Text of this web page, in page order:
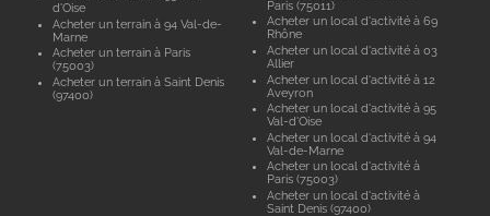
d'Oise
Acheter un terrain à 94 Val-de-
Marne
Acheter un terrain à Paris
(75003)
Acheter un terrain à Saint Denis
(97400)
Paris (75011)
Acheter un local d'activité à 69
Rhône
Acheter un local d'activité à 03
Allier
Acheter un local d'activité à 12
Aveyron
Acheter un local d'activité à 95
Val-d'Oise
Acheter un local d'activité à 94
Val-de-Marne
Acheter un local d'activité à
Paris (75003)
Acheter un local d'activité à
Saint Denis (97400)